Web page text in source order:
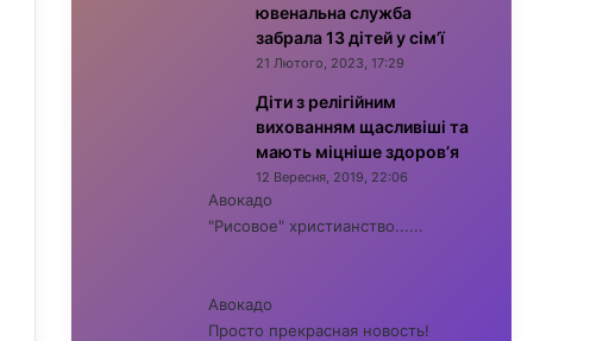
ювенальна служба
забрала 13 дітей у сім’ї
21 Лютого, 2023, 17:29
Діти з релігійним
вихованням щасливіші та
мають міцніше здоров’я
12 Вересня, 2019, 22:06
Авокадо
"Рисовое" христианство......
Авокадо
Просто прекрасная новость!